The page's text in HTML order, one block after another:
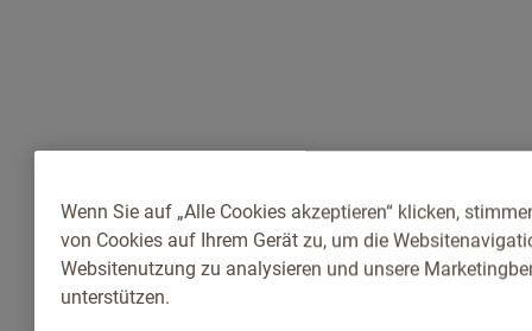
Wenn Sie auf „Alle Cookies akzeptieren“ klicken,
von Cookies auf Ihrem Gerät zu, um die
Websitenutzung zu analysieren und unsere
unterstützen.